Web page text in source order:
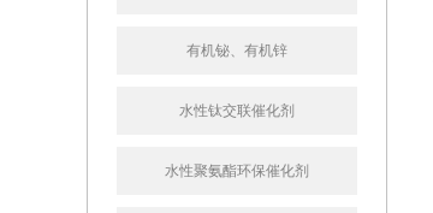
有机铋、有机锌
水性钛交联催化剂
水性聚氨酯环保催化剂